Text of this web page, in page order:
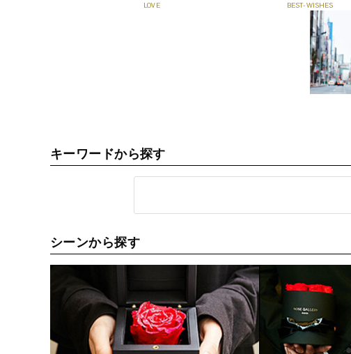
LOVE BEST-WISHES
キーワードから探す
シーンから探す